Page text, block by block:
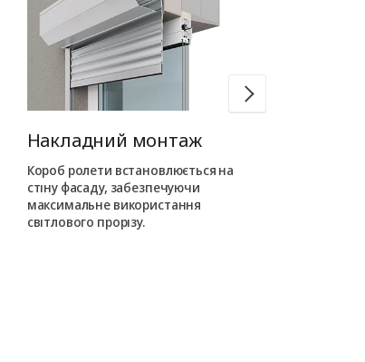
Накладний монтаж
Короб ролети встановлюється на
стіну фасаду, забезпечуючи
максимальне використання
світлового прорізу.